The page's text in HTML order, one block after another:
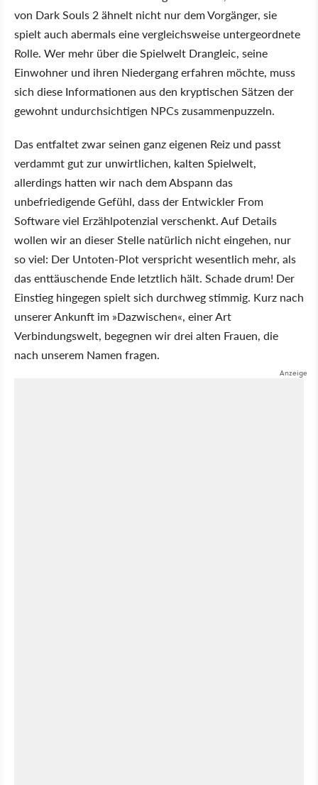
von Dark Souls 2 ähnelt nicht nur dem Vorgänger, sie
spielt auch abermals eine vergleichsweise untergeordnete
Rolle. Wer mehr über die Spielwelt Drangleic, seine
Einwohner und ihren Niedergang erfahren möchte, muss
sich diese Informationen aus den kryptischen Sätzen der
gewohnt undurchsichtigen NPCs zusammenpuzzeln.
Das entfaltet zwar seinen ganz eigenen Reiz und passt
verdammt gut zur unwirtlichen, kalten Spielwelt,
allerdings hatten wir nach dem Abspann das
unbefriedigende Gefühl, dass der Entwickler From
Software viel Erzählpotenzial verschenkt. Auf Details
wollen wir an dieser Stelle natürlich nicht eingehen, nur
so viel: Der Untoten-Plot verspricht wesentlich mehr, als
das enttäuschende Ende letztlich hält. Schade drum! Der
Einstieg hingegen spielt sich durchweg stimmig. Kurz nach
unserer Ankunft im »Dazwischen«, einer Art
Verbindungswelt, begegnen wir drei alten Frauen, die
nach unserem Namen fragen.